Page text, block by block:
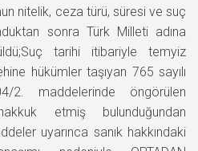
nitelik, ceza türü, süresi ve suç
sonra Türk Milleti adına
tarihi itibariyle temyiz
hükümler taşıyan 765 sayılı
maddelerinde öngörülen
etmiş bulunduğundan
uyarınca sanık hakkındaki